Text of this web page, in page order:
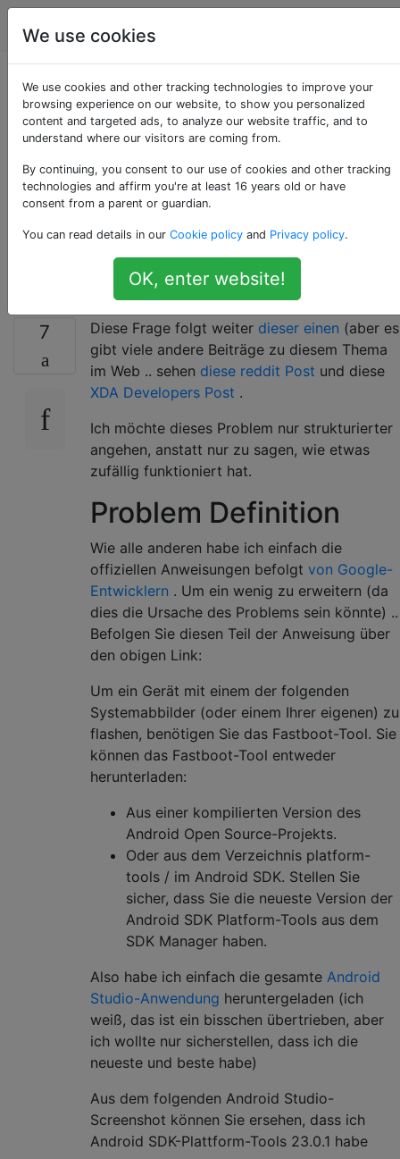
Android
Boot-Schleife nach
dem Flashen von
Android 6.0
Marshmallow auf
Nexus 5 Follow-up
7 Diese Frage folgt weiter dieser einen (aber es
gibt viele andere Beiträge zu diesem Thema
im Web .. sehen diese reddit Post und diese
XDA Developers Post .
Ich möchte dieses Problem nur strukturierter
angehen, anstatt nur zu sagen, wie etwas
zufällig funktioniert hat.
Problem Definition
Wie alle anderen habe ich einfach die
offiziellen Anweisungen befolgt von Google-
Entwicklern . Um ein wenig zu erweitern (da
dies die Ursache des Problems sein könnte) ..
Befolgen Sie diesen Teil der Anweisung über
den obigen Link:
Um ein Gerät mit einem der folgenden
Systemabbilder (oder einem Ihrer eigenen) zu
flashen, benötigen Sie das Fastboot-Tool. Sie
können das Fastboot-Tool entweder
herunterladen:
Aus einer kompilierten Version des
Android Open Source-Projekts.
Oder aus dem Verzeichnis platform-
tools / im Android SDK. Stellen Sie
sicher, dass Sie die neueste Version der
Android SDK Platform-Tools aus dem
SDK Manager haben.
Also habe ich einfach die gesamte Android
Studio-Anwendung heruntergeladen (ich
weiß, das ist ein bisschen übertrieben, aber
ich wollte nur sicherstellen, dass ich die
neueste und beste habe)
Aus dem folgenden Android Studio-
Screenshot können Sie ersehen, dass ich
Android SDK-Plattform-Tools 23.0.1 habe
We use cookies
We use cookies and other tracking technologies to improve your
browsing experience on our website, to show you personalized
content and targeted ads, to analyze our website traffic, and to
understand where our visitors are coming from.
By continuing, you consent to our use of cookies and other tracking
technologies and affirm you're at least 16 years old or have
consent from a parent or guardian.
You can read details in our Cookie policy and Privacy policy.
OK, enter website!